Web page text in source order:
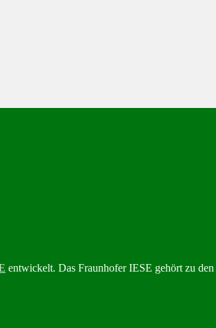
entwickelt. Das Fraunhofer IESE gehört zu